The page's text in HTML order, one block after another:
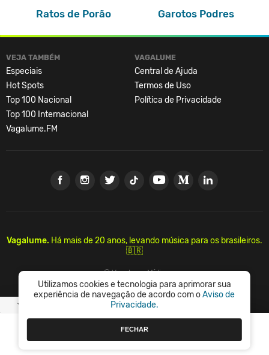
Ratos de Porão Garotos Podres
VEJA TAMBÉM
Especiais
Hot Spots
Top 100 Nacional
Top 100 Internacional
Vagalume.FM
VAGALUME
Central de Ajuda
Termos de Uso
Política de Privacidade
Vagalume. Há mais de 20 anos, levando música para os brasileiros.
🇧🇷
© Vagalume Mídia
Utilizamos cookies e tecnologia para aprimorar sua
experiência de navegação de acordo com o
FECHAR